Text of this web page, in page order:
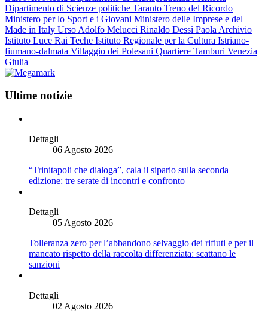
Dipartimento di Scienze politiche Taranto Treno del Ricordo
Ministero per lo Sport e i Giovani Ministero delle Imprese e del
Made in Italy Urso Adolfo Melucci Rinaldo Dessì Paola Archivio
Istituto Luce Rai Teche Istituto Regionale per la Cultura Istriano-
fiumano-dalmata Villaggio dei Polesani Quartiere Tamburi Venezia
Giulia
Ultime notizie
Dettagli
06 Agosto 2026
“Trinitapoli che dialoga”, cala il sipario sulla seconda
edizione: tre serate di incontri e confronto
Dettagli
05 Agosto 2026
Tolleranza zero per l’abbandono selvaggio dei rifiuti e per il
mancato rispetto della raccolta differenziata: scattano le
sanzioni
Dettagli
02 Agosto 2026